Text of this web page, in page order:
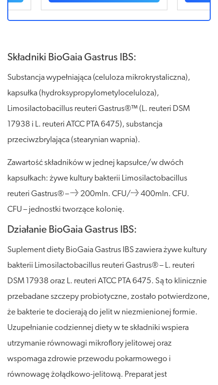
Składniki BioGaia Gastrus IBS:
Substancja wypełniająca (celuloza mikrokrystaliczna),
kapsułka (hydroksypropylometyloceluloza),
Limosilactobacillus reuteri Gastrus®™ (L. reuteri DSM
17938 i L. reuteri ATCC PTA 6475), substancja
przeciwzbrylająca (stearynian wapnia).
Zawartość składników w jednej kapsułce/w dwóch
kapsułkach: żywe kultury bakterii Limosilactobacillus
reuteri Gastrus® – ≥ 200mln. CFU/≥ 400mln. CFU.
CFU – jednostki tworzące kolonię.
Działanie BioGaia Gastrus IBS:
Suplement diety BioGaia Gastrus IBS zawiera żywe kultury
bakterii Limosilactobacillus reuteri Gastrus® – L. reuteri
DSM 17938 oraz L. reuteri ATCC PTA 6475. Są to klinicznie
przebadane szczepy probiotyczne, zostało potwierdzone,
że bakterie te docierają do jelit w niezmienionej formie.
Uzupełnianie codziennej diety w te składniki wspiera
utrzymanie równowagi mikroflory jelitowej oraz
wspomaga zdrowie przewodu pokarmowego i
równowagę żołądkowo-jelitową. Preparat jest